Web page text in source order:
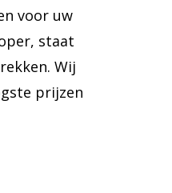
voor uw
staat
Wij
prijzen